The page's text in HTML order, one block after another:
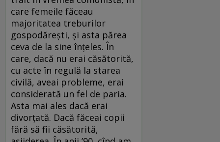
care femeile făceau
majoritatea treburilor
gospodărești, și asta părea
ceva de la sine înțeles. În
care, dacă nu erai căsătorită,
cu acte în regulă la starea
civilă, aveai probleme, erai
considerată un fel de paria.
Asta mai ales dacă erai
divorțată. Dacă făceai copii
fără să fii căsătorită,